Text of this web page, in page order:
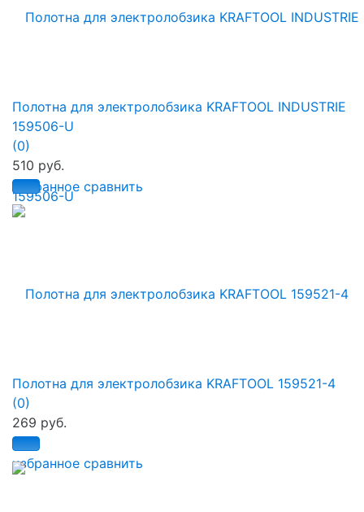
избранное сравнить
Полотна для электролобзика KRAFTOOL INDUSTRIE
159506-U
(0)
510 руб.
избранное сравнить
Полотна для электролобзика KRAFTOOL 159521-4
(0)
269 руб.